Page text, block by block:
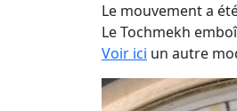
Le mouvement a
Le Tochmekh
Voir ici un autre